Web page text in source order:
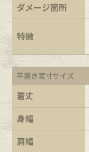
ダメージ箇所
特徴
平置き実寸サイズ
着丈
身幅
肩幅